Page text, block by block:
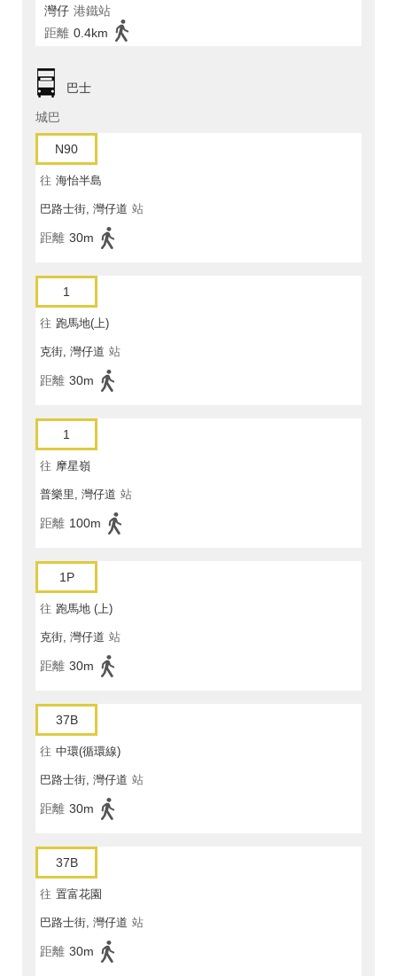
灣仔 港鐵站
距離 0.4km
巴士
城巴
N90
往 海怡半島
巴路士街, 灣仔道 站
距離 30m
1
往 跑馬地(上)
克街, 灣仔道 站
距離 30m
1
往 摩星嶺
普樂里, 灣仔道 站
距離 100m
1P
往 跑馬地 (上)
克街, 灣仔道 站
距離 30m
37B
往 中環(循環線)
巴路士街, 灣仔道 站
距離 30m
37B
往 置富花園
巴路士街, 灣仔道 站
距離 30m